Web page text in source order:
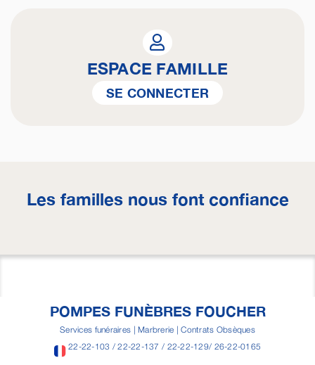
ESPACE FAMILLE
SE CONNECTER
Les familles nous font confiance
POMPES FUNÈBRES FOUCHER
Services funéraires | Marbrerie | Contrats Obsèques
22-22-103 / 22-22-137 / 22-22-129/ 26-22-0165